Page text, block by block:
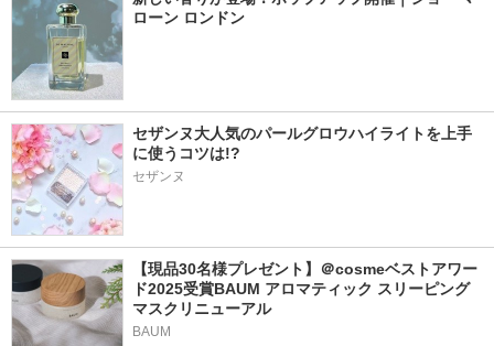
ローン ロンドン
セザンヌ大人気のパールグロウハイライトを上手
に使うコツは!?
セザンヌ
【現品30名様プレゼント】＠cosmeベストアワー
ド2025受賞BAUM アロマティック スリーピング
マスクリニューアル
BAUM